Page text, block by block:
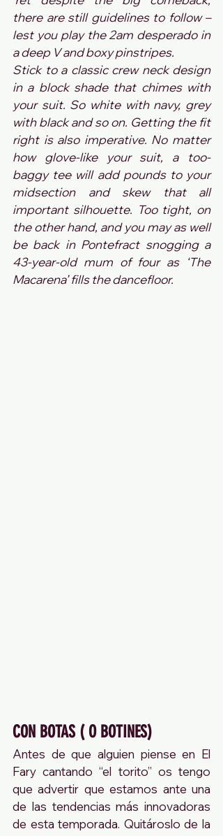
there are still guidelines to follow –
lest you play the 2am desperado in
a deep V and boxy pinstripes.
Stick to a classic crew neck design
in a block shade that chimes with
your suit. So white with navy, grey
with black and so on. Getting the fit
right is also imperative. No matter
how glove-like your suit, a too-
baggy tee will add pounds to your
midsection and skew that all
important silhouette. Too tight, on
the other hand, and you may as well
be back in Pontefract snogging a
43-year-old mum of four as ‘The
Macarena’ fills the dancefloor.
CON BOTAS ( O BOTINES)
Antes de que alguien piense en El
Fary cantando “el torito” os tengo
que advertir que estamos ante una
de las tendencias más innovadoras
de esta temporada. Quitároslo de la